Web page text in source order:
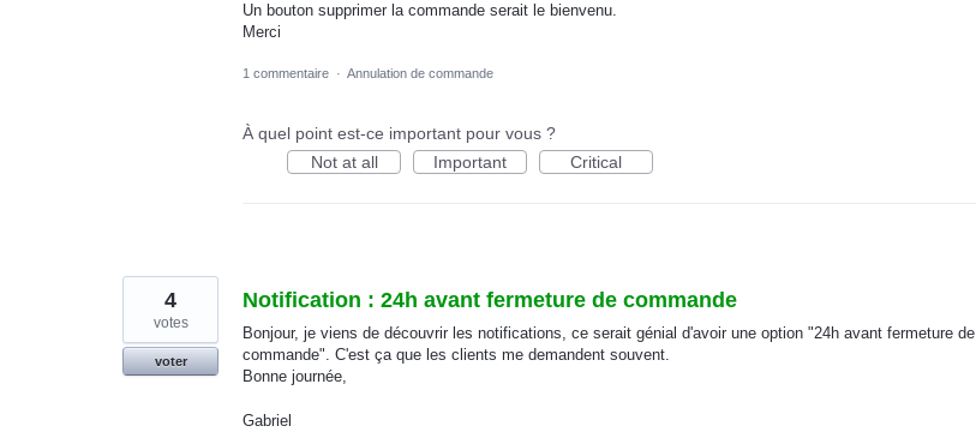
Un bouton supprimer la commande serait le bienvenu.
Merci
1 commentaire · Annulation de commande
À quel point est-ce important pour vous ?
Not at all
Important Critical
Notification : 24h avant fermeture de commande
Bonjour, je viens de découvrir les notifications, ce serait génial d'avoir une option "24h avant fermeture de
commande". C'est ça que les clients me demandent souvent.
Bonne journée,
Gabriel
4
votes
voter